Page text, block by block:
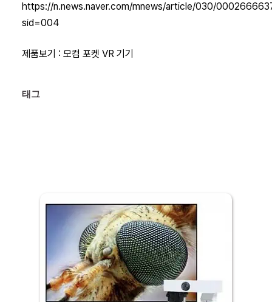
https://n.news.naver.com/mnews/article/030/
sid=004
제품보기 : 모컴 포켓 VR 기기
태그